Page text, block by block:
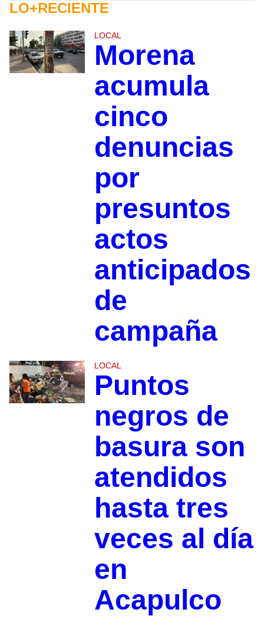
LO+RECIENTE
LOCAL
Morena
acumula
cinco
denuncias
por
presuntos
actos
anticipados
de
campaña
LOCAL
Puntos
negros de
basura son
atendidos
hasta tres
veces al día
en
Acapulco